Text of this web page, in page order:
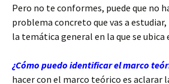
Pero no te conformes, puede que no
problema concreto que vas a
la temática general en la que se ubica
¿Cómo puedo identificar el marco
hacer con el marco teórico es aclarar